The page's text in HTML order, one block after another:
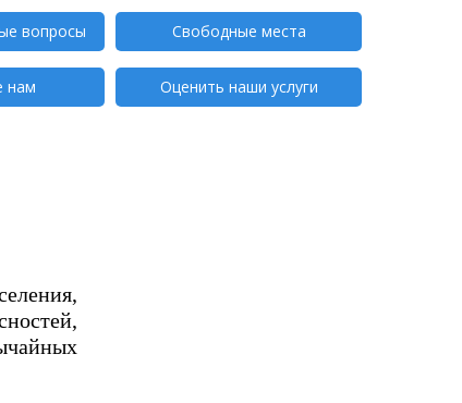
вопросы Свободные места
нам Оценить наши услуги